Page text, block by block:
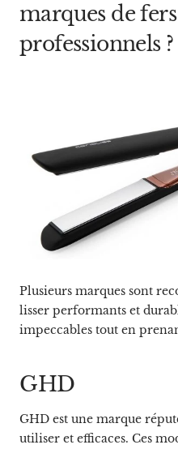
marques de
professionnels ?
Plusieurs marques sont
lisser performants et
impeccables tout en
GHD
GHD est une marque
utiliser et efficaces. Ces